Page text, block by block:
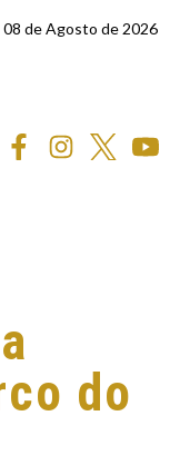
08 de Agosto de 2026
do